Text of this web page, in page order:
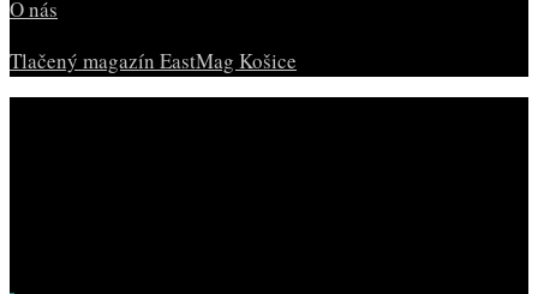
O nás
Tlačený magazín EastMag Košice